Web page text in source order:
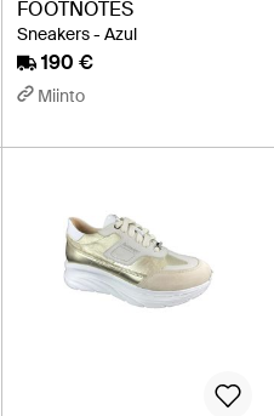
FOOTNOTES
Sneakers - Azul
190 €
Miinto